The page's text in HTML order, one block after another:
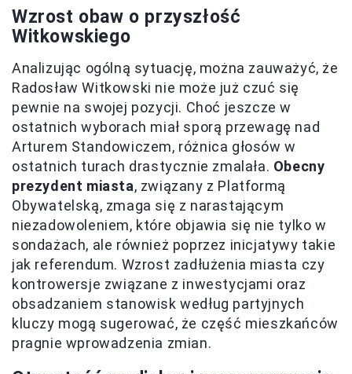
Wzrost obaw o przyszłość
Witkowskiego
Analizując ogólną sytuację, można zauważyć, że
Radosław Witkowski nie może już czuć się
pewnie na swojej pozycji. Choć jeszcze w
ostatnich wyborach miał sporą przewagę nad
Arturem Standowiczem, różnica głosów w
ostatnich turach drastycznie zmalała. Obecny
prezydent miasta, związany z Platformą
Obywatelską, zmaga się z narastającym
niezadowoleniem, które objawia się nie tylko w
sondażach, ale również poprzez inicjatywy takie
jak referendum. Wzrost zadłużenia miasta czy
kontrowersje związane z inwestycjami oraz
obsadzaniem stanowisk według partyjnych
kluczy mogą sugerować, że część mieszkańców
pragnie wprowadzenia zmian.